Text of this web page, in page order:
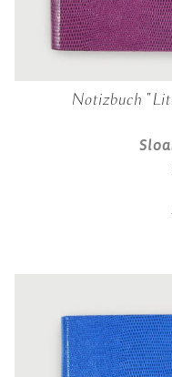
Notizbuch